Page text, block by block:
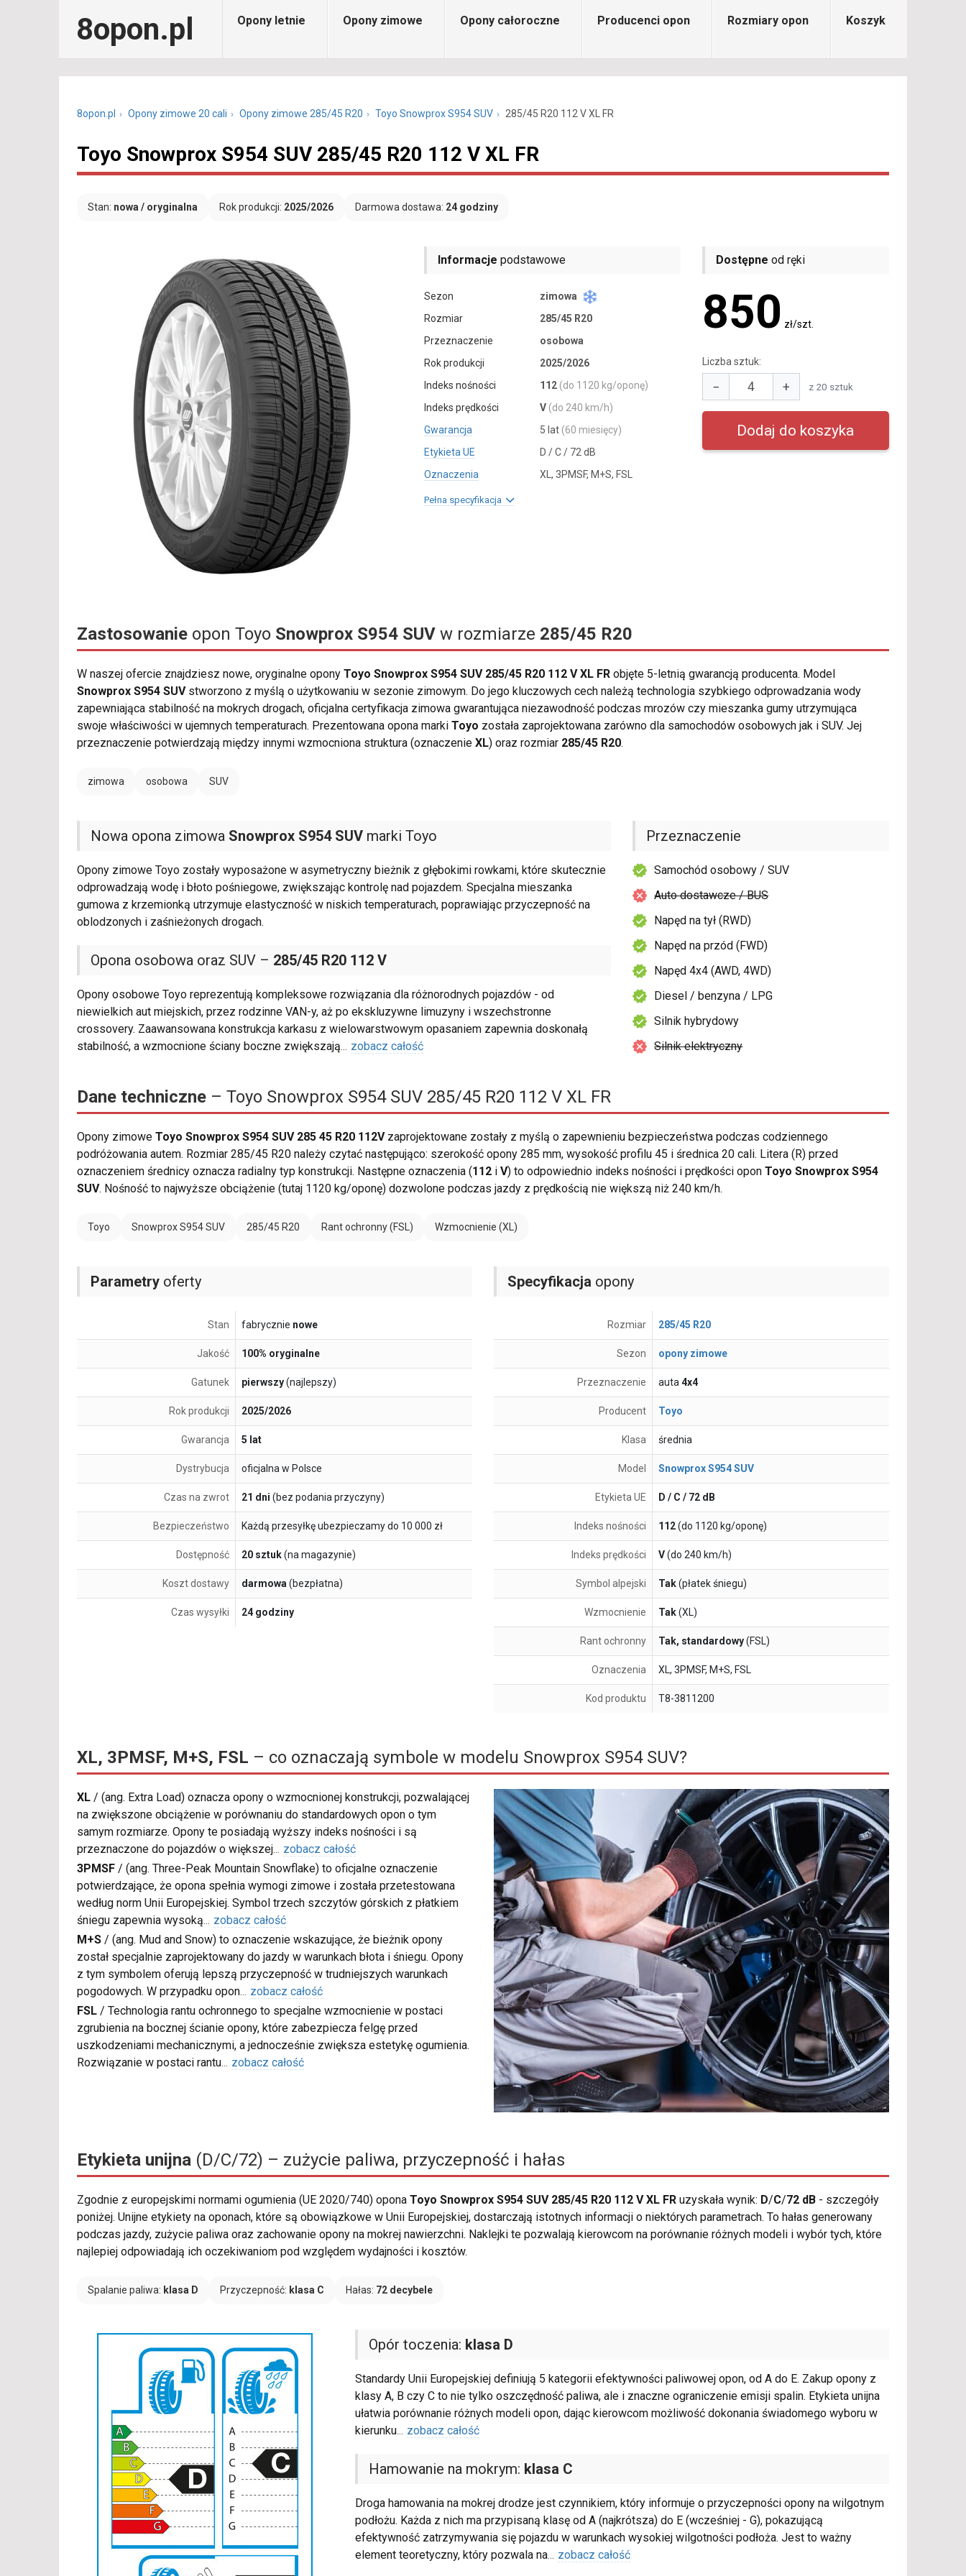
8opon.pl Opony letnie Opony zimowe Opony całoroczne Producenci opon Rozmiary opon Koszyk
8opon.pl Opony zimowe 20 cali Opony zimowe 285/45 R20 Toyo Snowprox S954 SUV 285/45 R20 112 V XL FR
Toyo Snowprox S954 SUV 285/45 R20 112 V XL FR
Stan: nowa / oryginalna Rok produkcji: 2025/2026 Darmowa dostawa: 24 godziny
Informacje podstawowe
Sezon
zimowa
Rozmiar
285/45 R20
Przeznaczenie
osobowa
Rok produkcji
2025/2026
Indeks nośności
112 (do 1120 kg/oponę)
Indeks prędkości
V (do 240 km/h)
Gwarancja
5 lat (60 miesięcy)
Etykieta UE
D / C / 72 dB
Oznaczenia
XL, 3PMSF, M+S, FSL
Pełna specyfikacja
Dostępne od ręki
850 zł/szt.
Liczba sztuk:
− + z 20 sztuk
Zastosowanie opon Toyo Snowprox S954 SUV w rozmiarze 285/45 R20
W naszej ofercie znajdziesz nowe, oryginalne opony Toyo Snowprox S954 SUV 285/45 R20 112 V XL FR objęte 5-letnią gwarancją producenta. Model
Snowprox S954 SUVstworzono z myślą o użytkowaniu w sezonie zimowym. Do jego kluczowych cech należą technologia szybkiego odprowadzania wody
zapewniająca stabilność na mokrych drogach, oficjalna certyfikacja zimowa gwarantująca niezawodność podczas mrozów czy mieszanka gumy utrzymująca
swoje właściwości w ujemnych temperaturach. Prezentowana opona marki Toyo została zaprojektowana zarówno dla samochodów osobowych jak i SUV. Jej
przeznaczenie potwierdzają między innymi wzmocniona struktura (oznaczenie XL) oraz rozmiar 285/45 R20.
zimowa osobowa SUV
Nowa opona zimowa Snowprox S954 SUV marki Toyo
Opony zimowe Toyo zostały wyposażone w asymetryczny bieżnik z głębokimi rowkami, które skutecznie
odprowadzają wodę i błoto pośniegowe, zwiększając kontrolę nad pojazdem. Specjalna mieszanka
gumowa z krzemionką utrzymuje elastyczność w niskich temperaturach, poprawiając przyczepność na
oblodzonych i zaśnieżonych drogach.
Opona osobowa oraz SUV – 285/45 R20 112 V
Opony osobowe Toyo reprezentują kompleksowe rozwiązania dla różnorodnych pojazdów - od
niewielkich aut miejskich, przez rodzinne VAN-y, aż po ekskluzywne limuzyny i wszechstronne
crossovery. Zaawansowana konstrukcja karkasu z wielowarstwowym opasaniem zapewnia doskonałą
stabilność, a wzmocnione ściany boczne zwiększają... zobacz całość
Przeznaczenie
Samochód osobowy / SUV
Auto dostawcze / BUS
Napęd na tył (RWD)
Napęd na przód (FWD)
Napęd 4x4 (AWD, 4WD)
Diesel / benzyna / LPG
Silnik hybrydowy
Silnik elektryczny
Dane techniczne – Toyo Snowprox S954 SUV 285/45 R20 112 V XL FR
Opony zimowe Toyo Snowprox S954 SUV 285 45 R20 112Vzaprojektowane zostały z myślą o zapewnieniu bezpieczeństwa podczas codziennego
podróżowania autem. Rozmiar 285/45 R20 należy czytać następująco: szerokość opony 285 mm, wysokość profilu 45 i średnica 20 cali. Litera (R) przed
oznaczeniem średnicy oznacza radialny typ konstrukcji. Następne oznaczenia (112 i V) to odpowiednio indeks nośności i prędkości opon Toyo Snowprox S954
SUV. Nośność to najwyższe obciążenie (tutaj 1120 kg/oponę) dozwolone podczas jazdy z prędkością nie większą niż 240 km/h.
Toyo Snowprox S954 SUV 285/45 R20 Rant ochronny (FSL) Wzmocnienie (XL)
Parametry oferty
Stan fabrycznie nowe
Jakość 100% oryginalne
Gatunek pierwszy(najlepszy)
Rok produkcji 2025/2026
Gwarancja 5 lat
Dystrybucja oficjalna w Polsce
Czas na zwrot 21 dni (bez podania przyczyny)
Bezpieczeństwo Każdą przesyłkę ubezpieczamy do 10 000 zł
Dostępność 20 sztuk(na magazynie)
Koszt dostawy darmowa(bezpłatna)
Czas wysyłki 24 godziny
Specyfikacja opony
Rozmiar 285/45 R20
Sezon opony zimowe
Przeznaczenie auta4x4
Producent Toyo
Klasa średnia
Model Snowprox S954 SUV
Etykieta UE D / C / 72 dB
Indeks nośności 112(do 1120 kg/oponę)
Indeks prędkości V(do 240 km/h)
Symbol alpejski Tak(płatek śniegu)
Wzmocnienie Tak(XL)
Rant ochronny Tak, standardowy(FSL)
Oznaczenia XL, 3PMSF, M+S, FSL
Kod produktu T8-3811200
XL, 3PMSF, M+S, FSL – co oznaczają symbole w modelu Snowprox S954 SUV?
XL / (ang. Extra Load) oznacza opony o wzmocnionej konstrukcji, pozwalającej
na zwiększone obciążenie w porównaniu do standardowych opon o tym
samym rozmiarze. Opony te posiadają wyższy indeks nośności i są
przeznaczone do pojazdów o większej... zobacz całość
3PMSF / (ang. Three-Peak Mountain Snowflake) to oficjalne oznaczenie
potwierdzające, że opona spełnia wymogi zimowe i została przetestowana
według norm Unii Europejskiej. Symbol trzech szczytów górskich z płatkiem
śniegu zapewnia wysoką... zobacz całość
M+S / (ang. Mud and Snow) to oznaczenie wskazujące, że bieżnik opony
został specjalnie zaprojektowany do jazdy w warunkach błota i śniegu. Opony
z tym symbolem oferują lepszą przyczepność w trudniejszych warunkach
pogodowych. W przypadku opon... zobacz całość
FSL / Technologia rantu ochronnego to specjalne wzmocnienie w postaci
zgrubienia na bocznej ścianie opony, które zabezpiecza felgę przed
uszkodzeniami mechanicznymi, a jednocześnie zwiększa estetykę ogumienia.
Rozwiązanie w postaci rantu... zobacz całość
Etykieta unijna (D/C/72) – zużycie paliwa, przyczepność i hałas
Zgodnie z europejskimi normami ogumienia (UE 2020/740) opona Toyo Snowprox S954 SUV 285/45 R20 112 V XL FR uzyskała wynik: D/C/72 dB - szczegóły
poniżej. Unijne etykiety na oponach, które są obowiązkowe w Unii Europejskiej, dostarczają istotnych informacji o niektórych parametrach. To hałas generowany
podczas jazdy, zużycie paliwa oraz zachowanie opony na mokrej nawierzchni. Naklejki te pozwalają kierowcom na porównanie różnych modeli i wybór tych, które
najlepiej odpowiadają ich oczekiwaniom pod względem wydajności i kosztów.
Spalanie paliwa: klasa D Przyczepność: klasa C Hałas: 72 decybele
Opór toczenia: klasa D
Standardy Unii Europejskiej definiują 5 kategorii efektywności paliwowej opon, od A do E. Zakup opony z
klasy A, B czy C to nie tylko oszczędność paliwa, ale i znaczne ograniczenie emisji spalin. Etykieta unijna
ułatwia porównanie różnych modeli opon, dając kierowcom możliwość dokonania świadomego wyboru w
kierunku... zobacz całość
Hamowanie na mokrym: klasa C
Droga hamowania na mokrej drodze jest czynnikiem, który informuje o przyczepności opony na wilgotnym
podłożu. Każda z nich ma przypisaną klasę od A (najkrótsza) do E (wcześniej - G), pokazującą
efektywność zatrzymywania się pojazdu w warunkach wysokiej wilgotności podłoża. Jest to ważny
element teoretyczny, który pozwala na... zobacz całość